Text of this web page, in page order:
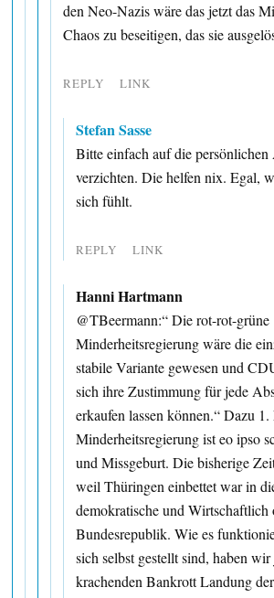
den Neo-Nazis wäre das jetzt das
Chaos zu beseitigen, das sie
REPLY LINK
Stefan Sasse
Bitte einfach auf die
verzichten. Die helfen nix. Egal,
sich fühlt.
REPLY LINK
Hanni Hartmann
@TBeermann:“ Die rot-rot-grüne
Minderheitsregierung wäre die
stabile Variante gewesen und
sich ihre Zustimmung für jede
erkaufen lassen können.“ Dazu
Minderheitsregierung ist eo ipso
und Missgeburt. Die bisherige
weil Thüringen einbettet war in
demokratische und Wirtschaftlich
Bundesrepublik. Wie es
sich selbst gestellt sind, haben
krachenden Bankrott Landung